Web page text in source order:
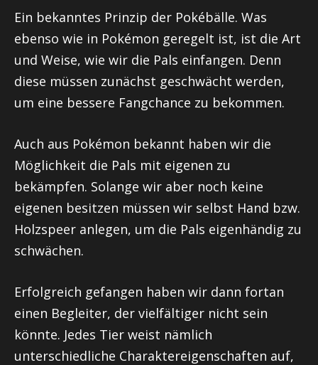
Ein bekanntes Prinzip der Pokébälle. Was
ebenso wie in Pokémon geregelt ist, ist die Art
und Weise, wie wir die Pals einfangen. Denn
diese müssen zunächst geschwächt werden,
um eine bessere Fangchance zu bekommen.
Auch aus Pokémon bekannt haben wir die
Möglichkeit die Pals mit eigenen zu
bekämpfen. Solange wir aber noch keine
eigenen besitzen müssen wir selbst Hand bzw.
Holzspeer anlegen, um die Pals eigenhändig zu
schwächen.
Erfolgreich gefangen haben wir dann fortan
einen Begleiter, der vielfältiger nicht sein
könnte. Jedes Tier weist nämlich
unterschiedliche Charaktereigenschaften auf,